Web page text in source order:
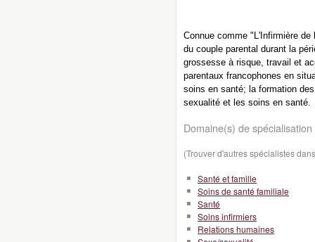
Connue comme "L'Infirmière
du couple parental durant la
grossesse à risque, travail et
parentaux francophones en
soins en santé; la formation
sexualité et les soins en santé.
Domaine(s) de spécialisation
(Trouver d'autres spécialistes
Santé et famille
Soins de santé familiale
Santé
Soins infirmiers
Relations humaines